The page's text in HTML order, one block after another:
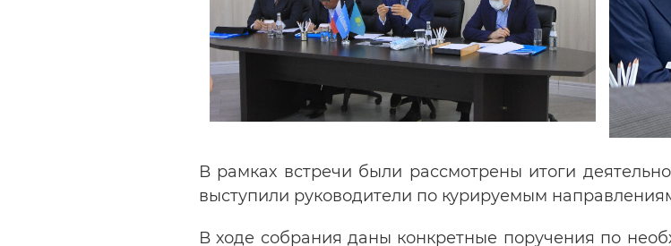
В рамках встречи были рассмотрены итоги
выступили руководители по курируемым
В ходе собрания даны конкретные поручения по